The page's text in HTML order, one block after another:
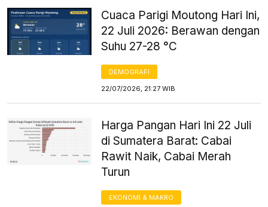
Cuaca Parigi Moutong Hari Ini,
22 Juli 2026: Berawan dengan
Suhu 27-28 °C
DEMOGRAFI
22/07/2026, 21:27 WIB
Harga Pangan Hari Ini 22 Juli
di Sumatera Barat: Cabai
Rawit Naik, Cabai Merah
Turun
EKONOMI & MAKRO